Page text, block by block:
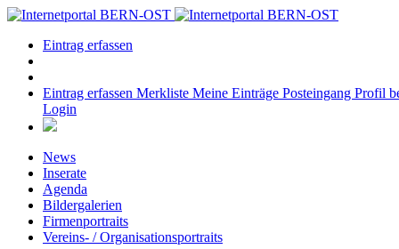
Eintrag erfassen
Eintrag erfassen Merkliste Meine Einträge Posteingang Profil
Login
News
Inserate
Agenda
Bildergalerien
Firmenportraits
Vereins- / Organisationsportraits